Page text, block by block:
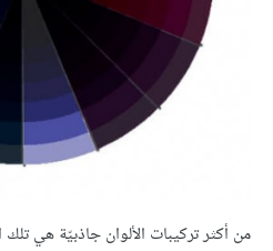
من أكثر تركيبات الألوان جاذبيّة هي